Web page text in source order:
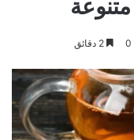
0 2 دقائق